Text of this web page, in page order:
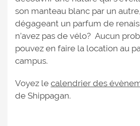
son manteau blanc par un
dégageant un parfum de
n’avez pas de vélo? Aucun
pouvez en faire la location au
campus.
Voyez le calendrier des
de Shippagan.